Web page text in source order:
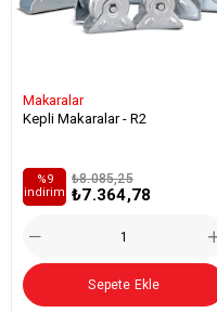
Makaralar
Kepli Makaralar - R2
₺7.364,78
₺8.085,25
%9
i̇ndirim
Sepete Ekle